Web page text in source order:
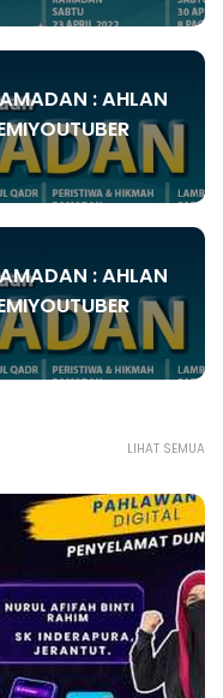
: AHLAN
: AHLAN
LIHAT SEMUA